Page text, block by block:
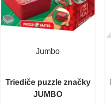
Jumbo
Triediče puzzle značky
JUMBO